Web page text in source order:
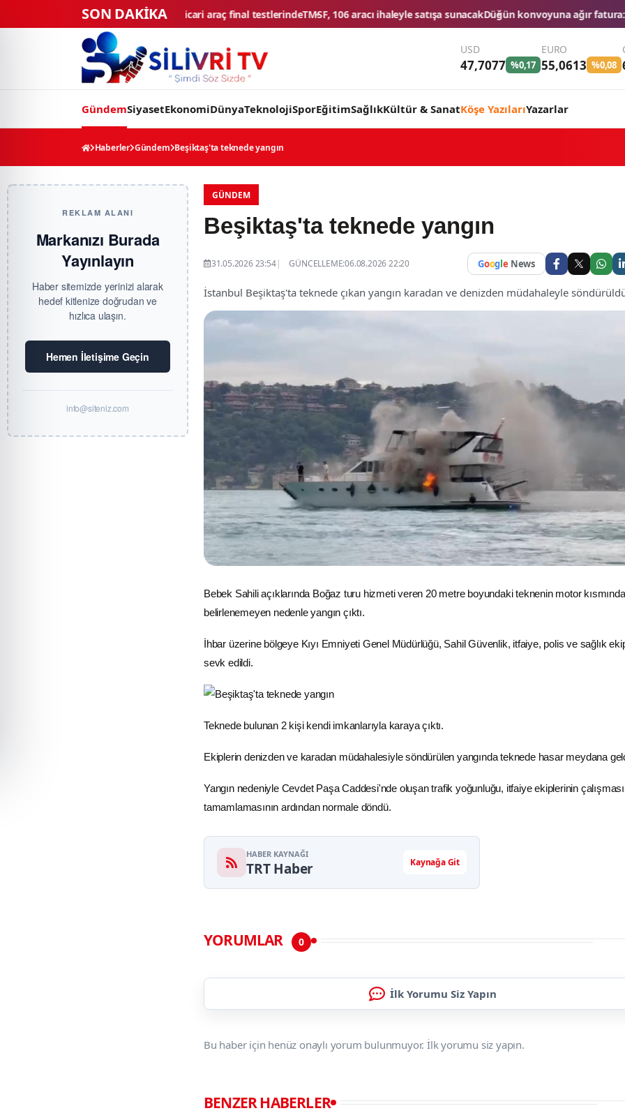
SON DAKİKA
eşik: 4 ticari araç final testlerinde TMSF, 106 aracı ihaleyle satışa sunacakDüğün konvoyuna ağır fatura: 540 bin lira ceza, 6 araç
USD
47,7077 %0,17
EURO
55,0613 %0,08
GündemSiyasetEkonomiDünyaTeknolojiSporEğitimSağlıkKültür & SanatKöşe YazılarıYazarlar
Haberler Gündem Beşiktaş'ta teknede yangın
REKLAM ALANI
Markanızı Burada
Yayınlayın
Haber sitemizde yerinizi alarak
hedef kitlenize doğrudan ve
hızlıca ulaşın.
Hemen İletişime Geçin
info@siteniz.com
GÜNDEM
Beşiktaş'ta teknede yangın
31.05.2026 23:54 GÜNCELLEME:06.08.2026 22:20 Google News
İstanbul Beşiktaş'ta teknede çıkan yangın karadan ve denizden müdahaleyle
Bebek Sahili açıklarında Boğaz turu hizmeti veren 20 metre boyundaki teknenin motor
belirlenemeyen nedenle yangın çıktı.
İhbar üzerine bölgeye Kıyı Emniyeti Genel Müdürlüğü, Sahil Güvenlik, itfaiye, polis ve sağlık
sevk edildi.
Teknede bulunan 2 kişi kendi imkanlarıyla karaya çıktı.
Ekiplerin denizden ve karadan müdahalesiyle söndürülen yangında teknede hasar meydana
Yangın nedeniyle Cevdet Paşa Caddesi'nde oluşan trafik yoğunluğu, itfaiye ekiplerinin
tamamlamasının ardından normale döndü.
HABER KAYNAĞI
TRT Haber Kaynağa Git
YORUMLAR 0
İlk Yorumu Siz Yapın
Bu haber için henüz onaylı yorum bulunmuyor. İlk yorumu siz yapın.
BENZER HABERLER